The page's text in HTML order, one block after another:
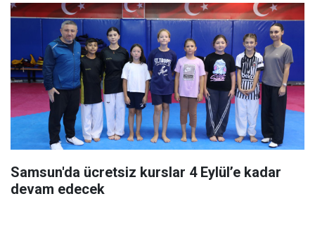
Samsun'da ücretsiz kurslar 4 Eylül’e kadar
devam edecek